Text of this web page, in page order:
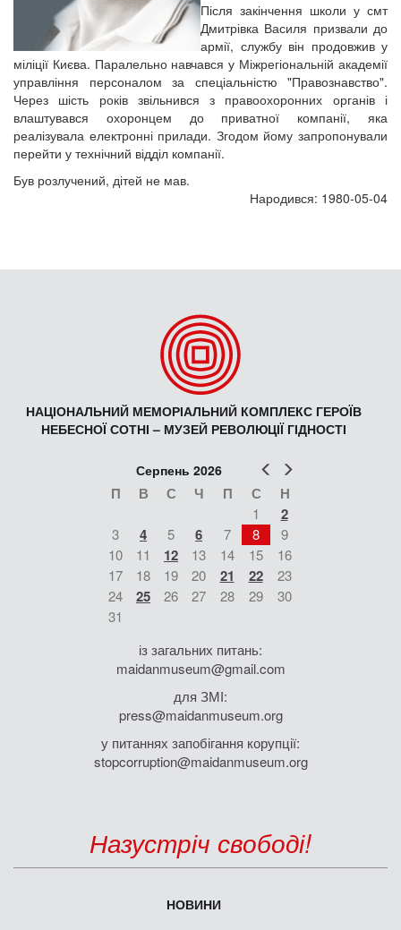
Після закінчення школи у смт
Дмитрівка Василя призвали до
армії, службу він продовжив у
міліції Києва. Паралельно навчався у Міжрегіональній академії
управління персоналом за спеціальністю "Правознавство".
Через шість років звільнився з правоохоронних органів і
влаштувався охоронцем до приватної компанії, яка
реалізувала електронні прилади. Згодом йому запропонували
перейти у технічний відділ компанії.
Був розлучений, дітей не мав.
Народився: 1980-05-04
НАЦІОНАЛЬНИЙ МЕМОРІАЛЬНИЙ КОМПЛЕКС ГЕРОЇВ
НЕБЕСНОЇ СОТНІ – МУЗЕЙ РЕВОЛЮЦІЇ ГІДНОСТІ
Попер
Серпень 2026
П В С Ч П С Н
1 2
3 4 5 6 7 8
9
10
11 12 13 14 15
16
17
18 19 20 21 22
23
24
25 26 27 28 29
30
31
із загальних питань:
maidanmuseum@gmail.com
для ЗМІ:
press@maidanmuseum.org
у питаннях запобігання корупції:
stopcorruption@maidanmuseum.org
Назустріч свободі!
НОВИНИ